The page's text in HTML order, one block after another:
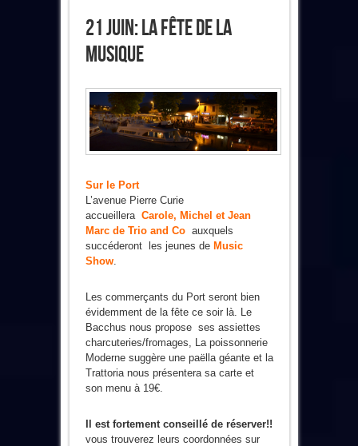
21 Juin: La Fête De La
Musique
Sur le Port
L’avenue Pierre Curie
accueillera Carole, Michel et Jean
Marc de Trio and Coauxquels
succéderont les jeunes de Music
Show.
Les commerçants du Port seront bien
évidemment de la fête ce soir là. Le
Bacchus nous propose ses assiettes
charcuteries/fromages, La poissonnerie
Moderne suggère une paëlla géante et la
Trattoria nous présentera sa carte et
son menu à 19€.
Il est fortement conseillé de réserver!!
vous trouverez leurs coordonnées sur